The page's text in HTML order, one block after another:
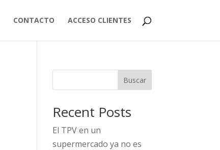
CONTACTO ACCESO CLIENTES
Buscar
Recent Posts
El TPV en un
supermercado ya no es